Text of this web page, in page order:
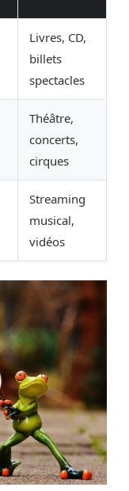
Livres, CD,
billets
spectacles
Théâtre,
concerts,
cirques
Streaming
musical,
vidéos